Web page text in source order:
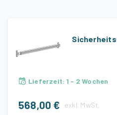
Lieferzeit: 1 - 2 Wochen
568,00 € exkl. MwSt.